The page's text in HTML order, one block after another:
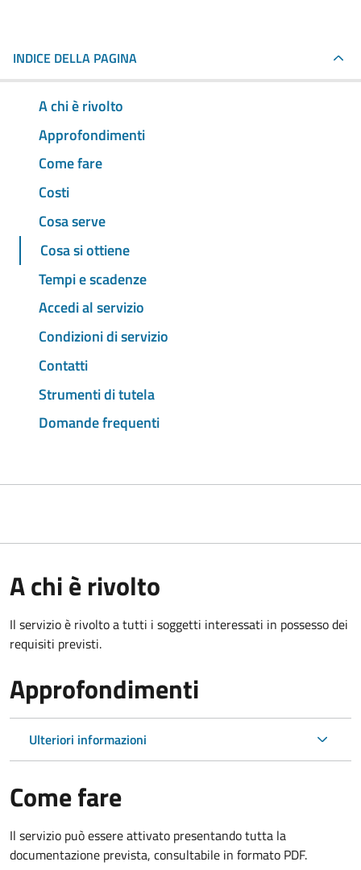
INDICE DELLA PAGINA
A chi è rivolto
Approfondimenti
Come fare
Costi
Cosa serve
Cosa si ottiene
Tempi e scadenze
Accedi al servizio
Condizioni di servizio
Contatti
Strumenti di tutela
Domande frequenti
A chi è rivolto
Il servizio è rivolto a tutti i soggetti interessati in possesso dei
requisiti previsti.
Approfondimenti
Ulteriori informazioni
Come fare
Il servizio può essere attivato presentando tutta la
documentazione prevista, consultabile in formato PDF.